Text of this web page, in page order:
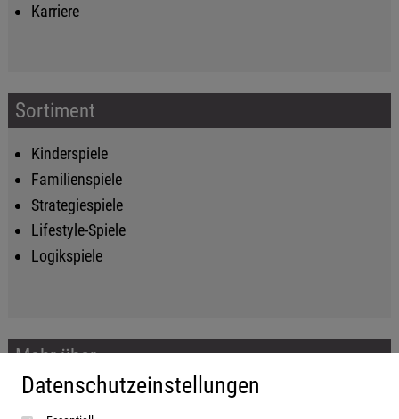
Karriere
Sortiment
Kinderspiele
Familienspiele
Strategiespiele
Lifestyle-Spiele
Logikspiele
Mehr über...
Impressum
Datenschutzeinstellungen